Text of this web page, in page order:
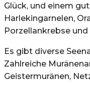
Glück, und einem
Harlekingarnelen,
Porzellankrebse
Es gibt diverse
Zahlreiche
Geistermuränen,